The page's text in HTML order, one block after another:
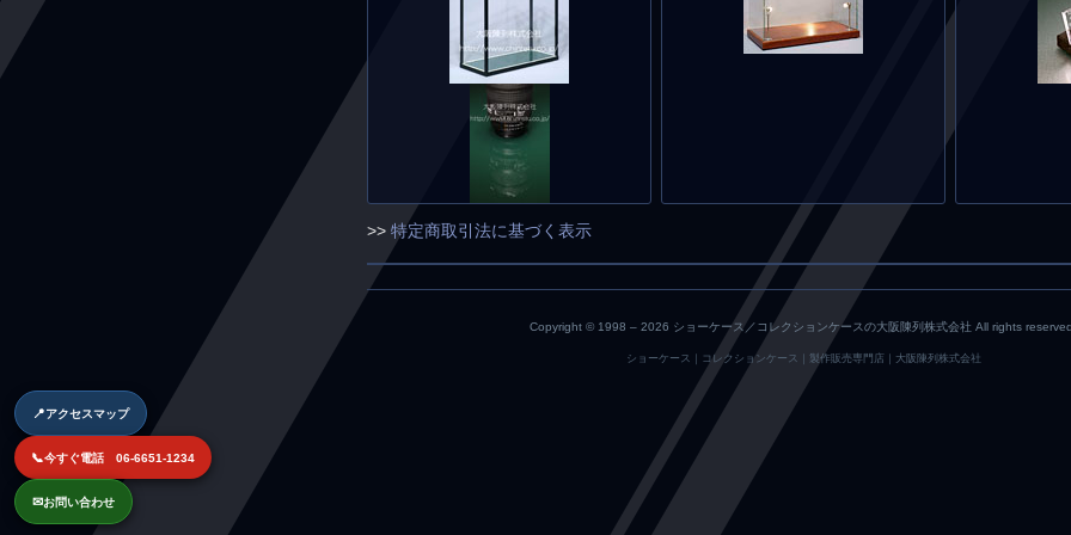
>> 特定商取引法に基づく表示
Copyright © 1998 – 2026 ショーケース／コレクションケースの大阪陳列株式会社 All rights
ショーケース｜コレクションケース｜製作販売専門店｜大阪陳列株式会社
📍アクセスマップ
📞今すぐ電話 06-6651-1234
✉お問い合わせ